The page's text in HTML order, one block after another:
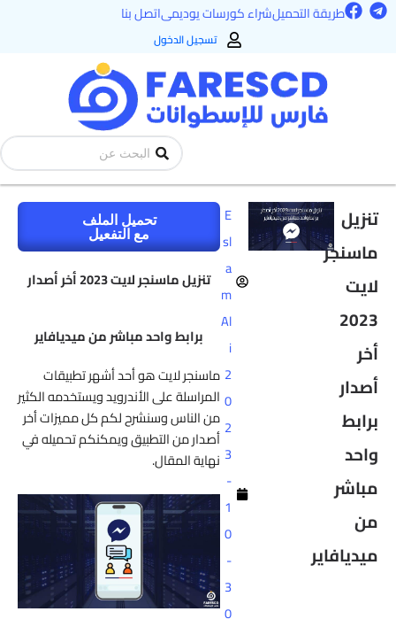
طريقة التحميلشراء كورسات يوديمىاتصل بنا T
e
F
a تسجيل الدخول
Search
تنزيل
ماسنجر
لايت
2023
أخر
أصدار
برابط
واحد
مباشر
من
ميديافاير
sl
m
Al
1
تحميل الملف
مع التفعيل
تنزيل ماسنجر لايت 2023 أخر أصدار
برابط واحد مباشر من ميديافاير
ماسنجر لايت هو أحد أشهر تطبيقات
المراسلة على الأندرويد ويستخدمه الكثير
من الناس وسنشرح لكم كل مميزات أخر
أصدار من التطبيق ويمكنكم تحميله في
نهاية المقال.